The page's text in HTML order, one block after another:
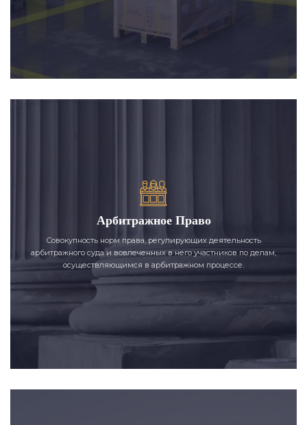
Арбитражное Право
Совокупность норм права, регулирующих деятельность
арбитражного суда и вовлеченных в него участников по делам,
осуществляющимся в арбитражном процессе.